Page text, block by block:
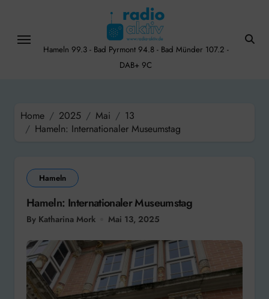
content
Hameln 99.3 - Bad Pyrmont 94.8 - Bad Münder 107.2 -
DAB+ 9C
Home 2025 Mai
13
Hameln: Internationaler Museumstag
Hameln
Hameln: Internationaler Museumstag
By Katharina Mork Mai 13, 2025